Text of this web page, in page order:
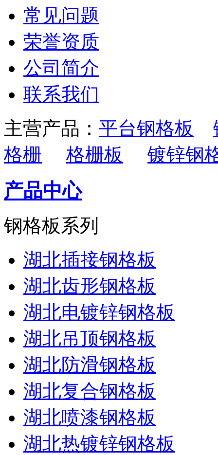
常见问题
荣誉资质
公司简介
联系我们
主营产品： 平台钢格板
格栅
格栅板 镀锌钢
产品中心
钢格板系列
湖北插接钢格板
湖北齿形钢格板
湖北电镀锌钢格板
湖北吊顶钢格板
湖北防滑钢格板
湖北复合钢格板
湖北喷漆钢格板
湖北热镀锌钢格板